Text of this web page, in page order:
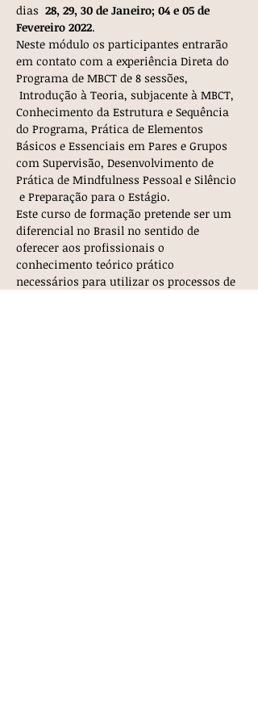
dias 28, 29, 30 de Janeiro; 04 e 05 de
Fevereiro 2022.
Neste módulo os participantes entrarão
em contato com a experiência Direta do
Programa de MBCT de 8 sessões,
Introdução à Teoria, subjacente à MBCT,
Conhecimento da Estrutura e Sequência
do Programa, Prática de Elementos
Básicos e Essenciais em Pares e Grupos
com Supervisão, Desenvolvimento de
Prática de Mindfulness Pessoal e Silêncio
e Preparação para o Estágio.
Este curso de formação pretende ser um
diferencial no Brasil no sentido de
oferecer aos profissionais o
conhecimento teórico prático
necessários para utilizar os processos de